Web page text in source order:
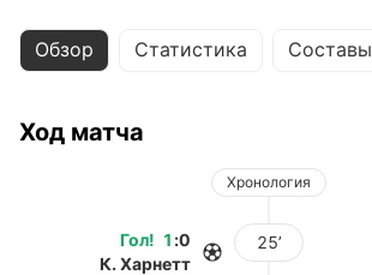
Обзор Статистика Составы
Ход матча
Хронология
Гол! 1 :0
К. Харнетт
25’